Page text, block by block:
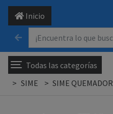
Inicio
Todas las categorías
SIME
SIME